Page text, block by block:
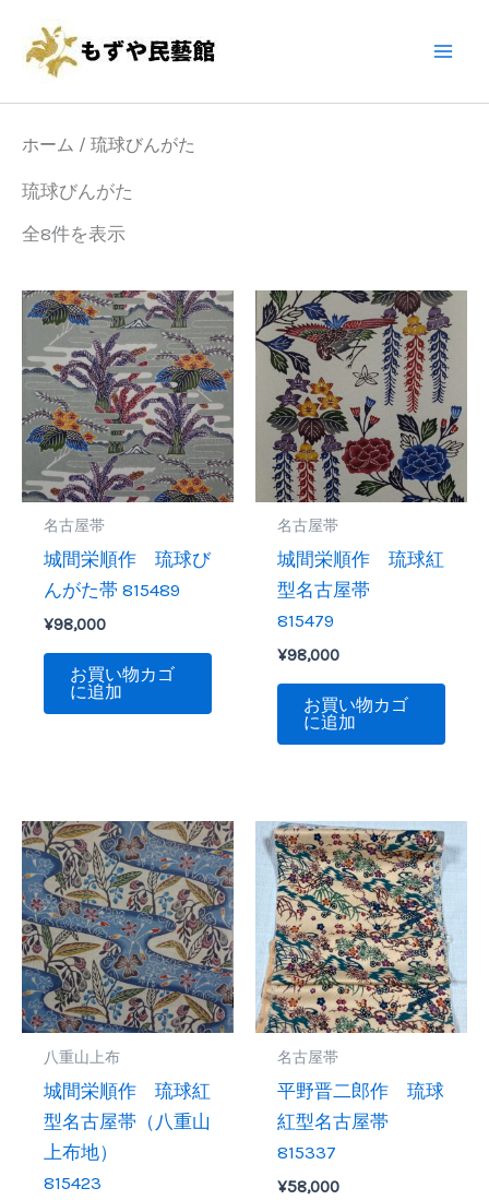
ス
ホーム / 琉球びんがた
琉球びんがた
全8件を表示
名古屋帯
城間栄順作 琉球び
んがた帯 815489
¥98,000
お買い物カゴ
に追加
名古屋帯
城間栄順作 琉球紅
型名古屋帯
815479
¥98,000
お買い物カゴ
に追加
八重山上布
城間栄順作 琉球紅
型名古屋帯（八重山
上布地）
815423
名古屋帯
平野晋二郎作 琉球
紅型名古屋帯
815337
¥58,000